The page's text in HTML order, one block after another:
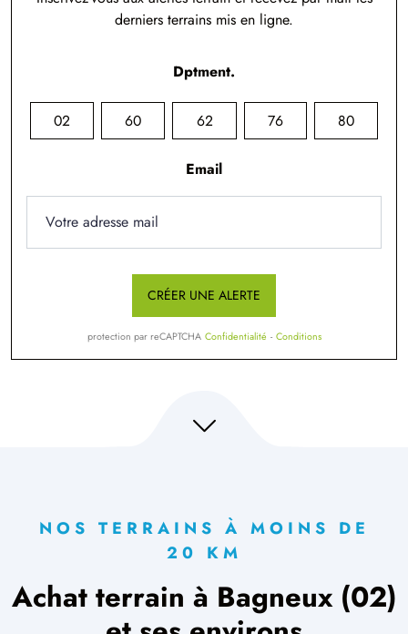
derniers terrains mis en ligne.
Dptment.
02 60 62 76 80
Email
CRÉER UNE ALERTE
protection par reCAPTCHA Confidentialité - Conditions
NOS TERRAINS À MOINS DE
20 KM
Achat terrain à Bagneux (02)